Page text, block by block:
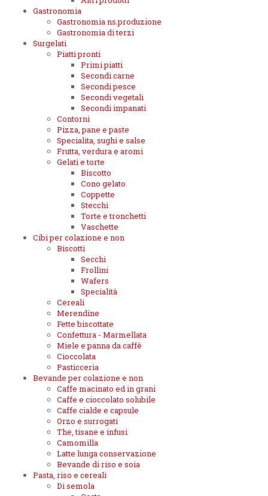
Gastronomia
Gastronomia ns.produzione
Gastronomia di terzi
Surgelati
Piatti pronti
Primi piatti
Secondi carne
Secondi pesce
Secondi vegetali
Secondi impanati
Contorni
Pizza, pane e paste
Specialita, sughi e salse
Frutta, verdura e aromi
Gelati e torte
Biscotto
Cono gelato
Coppette
Stecchi
Torte e tronchetti
Vaschette
Cibi per colazione e non
Biscotti
Secchi
Frollini
Wafers
Specialità
Cereali
Merendine
Fette biscottate
Confettura - Marmellata
Miele e panna da caffè
Cioccolata
Pasticceria
Bevande per colazione e non
Caffe macinato ed in grani
Caffe e cioccolato solubile
Caffe cialde e capsule
Orzo e surrogati
The, tisane e infusi
Camomilla
Latte lunga conservazione
Bevande di riso e soia
Pasta, riso e cereali
Di semola